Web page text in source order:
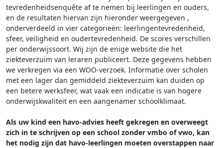
tevredenheidsenquête af te nemen bij leerlingen en ouders,
en de resultaten hiervan zijn hieronder weergegeven ,
onderverdeeld in vier categorieën: leerlingentevredenheid,
sfeer, veiligheid en oudertevredenheid. De scores verschillen
per onderwijssoort. Wij zijn de enige website die het
ziekteverzuim van leraren publiceert. Deze gegevens hebben
we verkregen via een WOO-verzoek. Informatie over scholen
met een lager dan gemiddeld ziekteverzuim kan duiden op
een betere werksfeer, wat vaak een indicatie is van hogere
onderwijskwaliteit en een aangenamer schoolklimaat.
Als uw kind een havo-advies heeft gekregen en overweegt
zich in te schrijven op een school zonder vmbo of vwo, kan
het nodig zijn dat havo-leerlingen moeten overstappen naar